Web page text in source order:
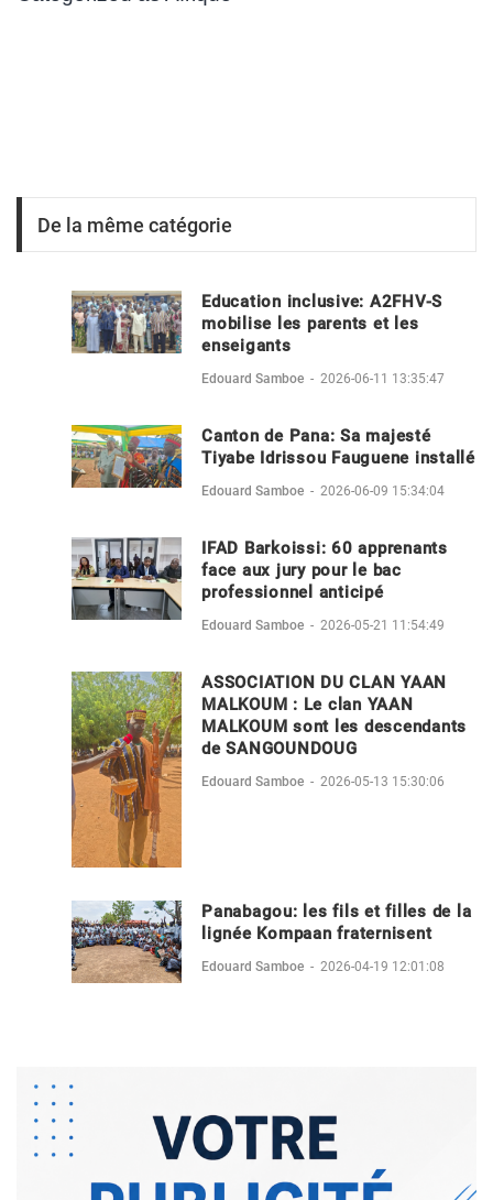
De la même catégorie
Education inclusive: A2FHV-S
mobilise les parents et les
enseigants
Edouard Samboe - 2026-06-11 13:35:47
Canton de Pana: Sa majesté
Tiyabe Idrissou Fauguene installé
Edouard Samboe - 2026-06-09 15:34:04
IFAD Barkoissi: 60 apprenants
face aux jury pour le bac
professionnel anticipé
Edouard Samboe - 2026-05-21 11:54:49
ASSOCIATION DU CLAN YAAN
MALKOUM : Le clan YAAN
MALKOUM sont les descendants
de SANGOUNDOUG
Edouard Samboe - 2026-05-13 15:30:06
Panabagou: les fils et filles de la
lignée Kompaan fraternisent
Edouard Samboe - 2026-04-19 12:01:08